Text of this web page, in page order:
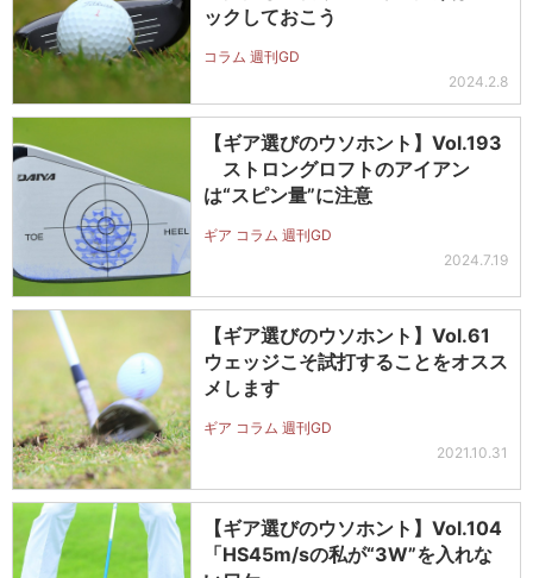
ックしておこう
コラム 週刊GD
2024.2.8
【ギア選びのウソホント】Vol.193
ストロングロフトのアイアン
は“スピン量”に注意
ギア コラム 週刊GD
2024.7.19
【ギア選びのウソホント】Vol.61
ウェッジこそ試打することをオスス
メします
ギア コラム 週刊GD
2021.10.31
【ギア選びのウソホント】Vol.104
「HS45m/sの私が“3W”を入れな